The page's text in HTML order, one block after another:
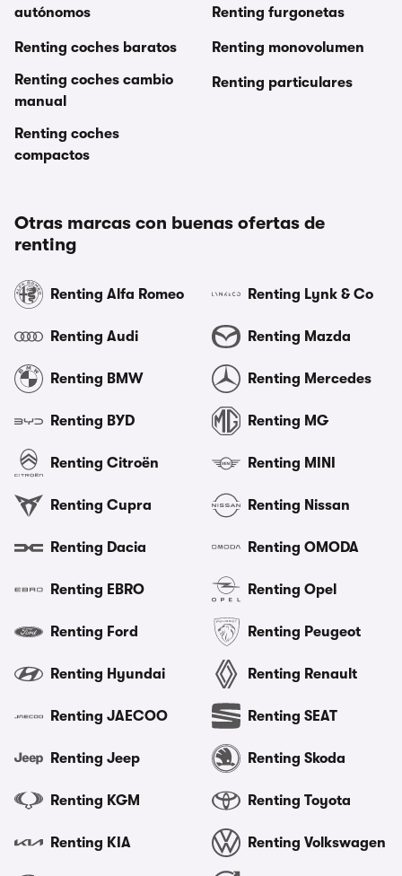
autónomos
Renting coches baratos
Renting coches cambio
manual
Renting coches
compactos
Renting furgonetas
Renting monovolumen
Renting particulares
Otras marcas con buenas ofertas de
renting
Renting Alfa Romeo
Renting Audi
Renting BMW
Renting BYD
Renting Citroën
Renting Cupra
Renting Dacia
Renting EBRO
Renting Ford
Renting Hyundai
Renting JAECOO
Renting Jeep
Renting KGM
Renting KIA
Renting Lynk & Co
Renting Mazda
Renting Mercedes
Renting MG
Renting MINI
Renting Nissan
Renting OMODA
Renting Opel
Renting Peugeot
Renting Renault
Renting SEAT
Renting Skoda
Renting Toyota
Renting Volkswagen